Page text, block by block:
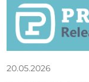
20.05.2026